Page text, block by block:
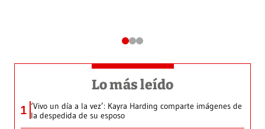
Lo más leído
1 ‘Vivo un día a la vez’: Kayra Harding comparte imágenes de
la despedida de su esposo